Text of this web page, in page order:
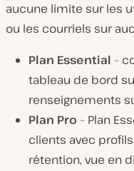
aucune limite sur les
ou les courriels sur
Plan Essential –
tableau de bord
renseignements
Plan Pro – Plan
clients avec
rétention, vue en